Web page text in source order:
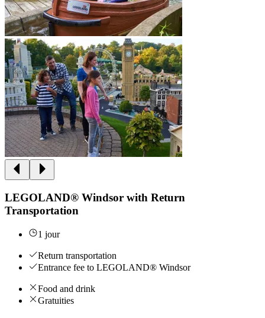
LEGOLAND® Windsor with Return
Transportation
1 jour
Return transportation
Entrance fee to LEGOLAND® Windsor
Food and drink
Gratuities